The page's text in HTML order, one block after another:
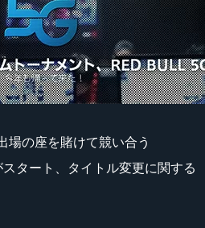
場の座を賭けて競い合う
スタート、タイトル変更に関する